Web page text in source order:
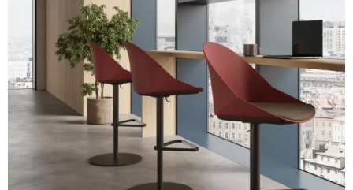
Tortora
RAL 7032
Ottanio